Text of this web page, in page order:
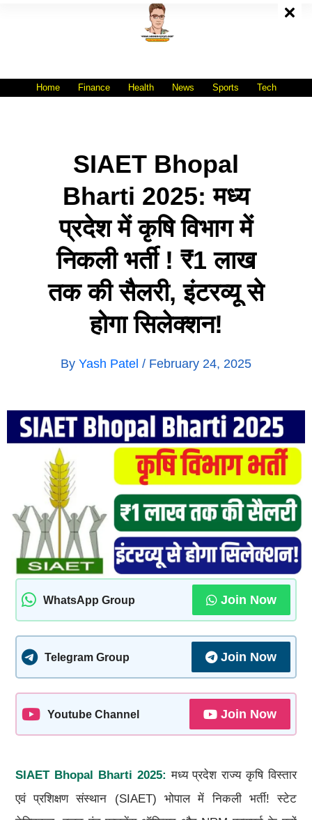
Home Finance Health News Sports Tech
SIAET Bhopal
Bharti 2025: मध्य
प्रदेश में कृषि विभाग में
निकली भर्ती ! ₹1 लाख
तक की सैलरी, इंटरव्यू से
होगा सिलेक्शन!
By Yash Patel / February 24, 2025
WhatsApp Group Join Now
Telegram Group Join Now
Youtube Channel Join Now
SIAETBhopal Bharti 2025: मध्य प्रदेश राज्य कृषि विस्तार
एवं प्रशिक्षण संस्थान (SIAET) भोपाल में निकली भर्ती! स्टेट